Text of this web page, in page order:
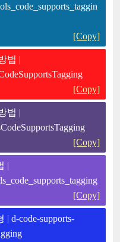
[Copy]
법 |
[Copy]
법 |
[Copy]
|
[Copy]
d-code-supports-